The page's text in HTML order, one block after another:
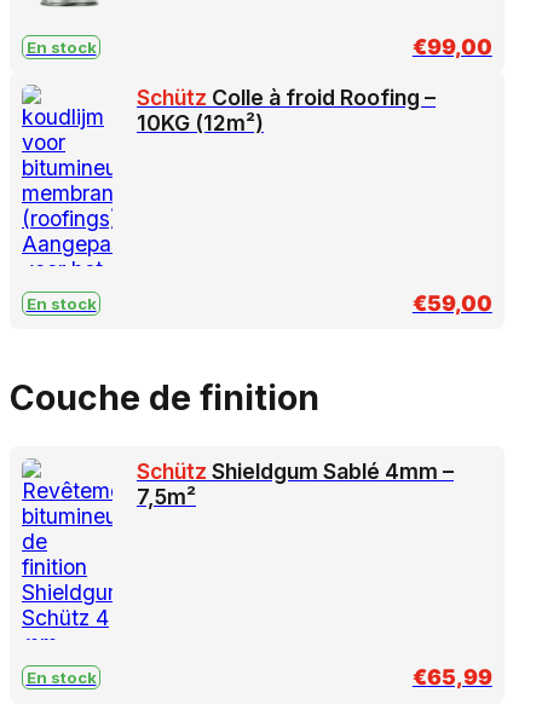
En stock €99,00
Schütz Colle à froid Roofing –
10KG (12m²)
En stock €59,00
Couche de finition
Schütz Shieldgum Sablé 4mm –
7,5m²
En stock €65,99